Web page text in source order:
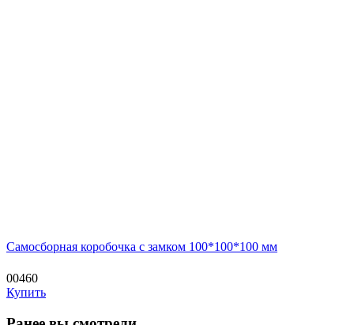
Самосборная коробочка с замком 100*100*100 мм
00460
Купить